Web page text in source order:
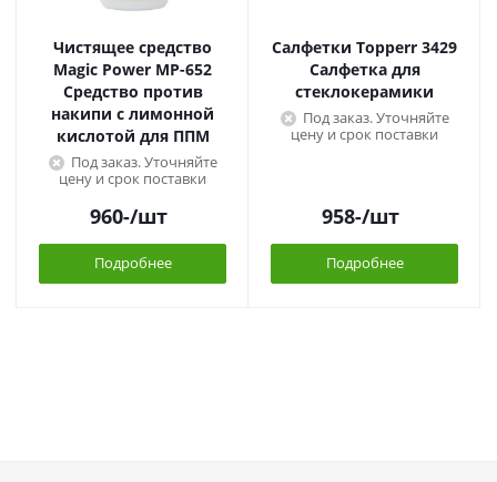
Чистящее средство
Magic Power МР-652
Средство против
накипи с лимонной
кислотой для ППМ
Под заказ. Уточняйте
цену и срок поставки
960-/шт
Подробнее
Салфетки Topperr 3429
Салфетка для
стеклокерамики
Под заказ. Уточняйте
цену и срок поставки
958-/шт
Подробнее